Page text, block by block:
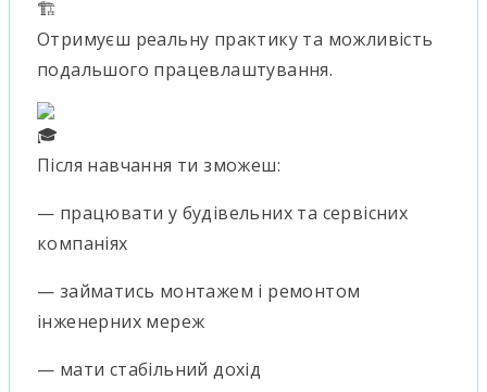
Отримуєш реальну практику та можливість
подальшого працевлаштування.
Після навчання ти зможеш:
— працювати у будівельних та сервісних
компаніях
— займатись монтажем і ремонтом
інженерних мереж
— мати стабільний дохід